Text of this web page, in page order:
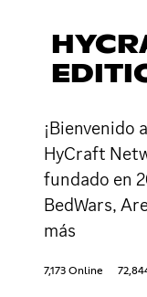
¡Bienvenido
HyCraft
fundado en
BedWars,
más
7,173 Online